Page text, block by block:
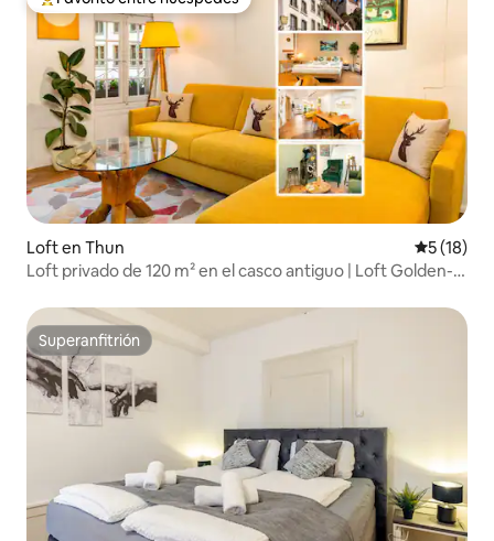
Favorito entre huéspedes preferido
Loft en Thun
5 (18)
Loft privado de 120 m² en el casco antiguo | Loft Golden-
Superanfitrión
Superanfitrión